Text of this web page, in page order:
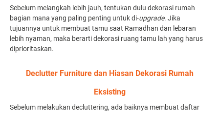
Sebelum melangkah lebih jauh, tentukan dulu dekorasi rumah
bagian mana yang paling penting untuk di-upgrade. Jika
tujuannya untuk membuat tamu saat Ramadhan dan lebaran
lebih nyaman, maka berarti dekorasi ruang tamu lah yang harus
diprioritaskan.
Declutter Furniture dan Hiasan Dekorasi Rumah
Eksisting
Sebelum melakukan decluttering, ada baiknya membuat daftar